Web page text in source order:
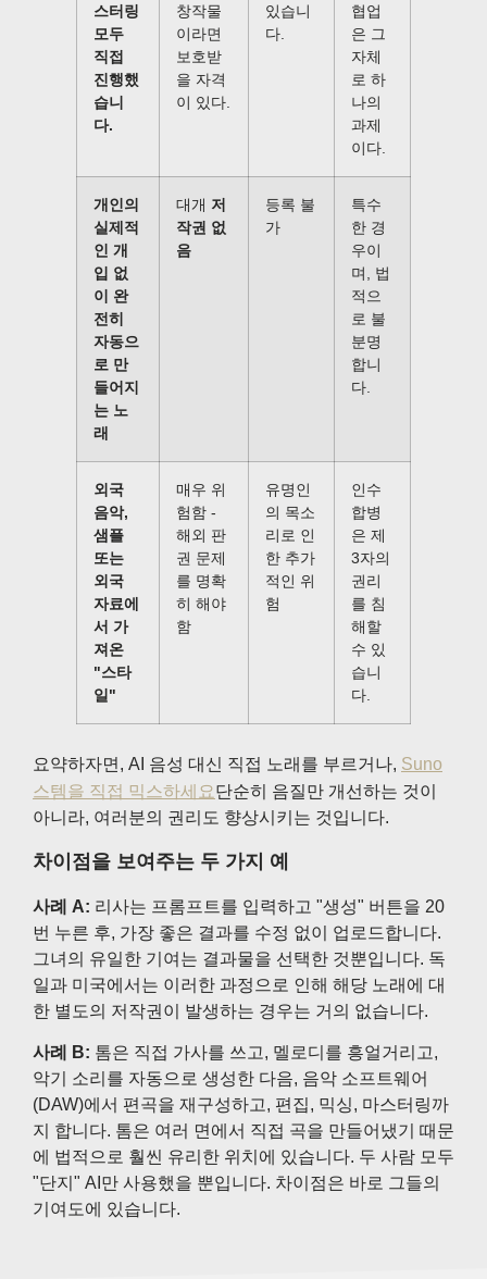
스터링
모두
직접
진행했
습니
다.
창작물
이라면
보호받
을 자격
이 있다.
있습니
다.
협업
은 그
자체
로 하
나의
과제
이다.
개인의
실제적
인 개
입 없
이 완
전히
자동으
로 만
들어지
는 노
래
대개 저
작권 없
음
등록 불
가
특수
한 경
우이
며, 법
적으
로 불
분명
합니
다.
외국
음악,
샘플
또는
외국
자료에
서 가
져온
"스타
일"
매우 위
험함 -
해외 판
권 문제
를 명확
히 해야
함
유명인
의 목소
리로 인
한 추가
적인 위
험
인수
합병
은 제
3자의
권리
를 침
해할
수 있
습니
다.
요약하자면, AI 음성 대신 직접 노래를 부르거나, Suno
스템을 직접 믹스하세요단순히 음질만 개선하는 것이
아니라, 여러분의 권리도 향상시키는 것입니다.
차이점을 보여주는 두 가지 예
사례 A: 리사는 프롬프트를 입력하고 "생성" 버튼을 20
번 누른 후, 가장 좋은 결과를 수정 없이 업로드합니다.
그녀의 유일한 기여는 결과물을 선택한 것뿐입니다. 독
일과 미국에서는 이러한 과정으로 인해 해당 노래에 대
한 별도의 저작권이 발생하는 경우는 거의 없습니다.
사례 B: 톰은 직접 가사를 쓰고, 멜로디를 흥얼거리고,
악기 소리를 자동으로 생성한 다음, 음악 소프트웨어
(DAW)에서 편곡을 재구성하고, 편집, 믹싱, 마스터링까
지 합니다. 톰은 여러 면에서 직접 곡을 만들어냈기 때문
에 법적으로 훨씬 유리한 위치에 있습니다. 두 사람 모두
"단지" AI만 사용했을 뿐입니다. 차이점은 바로 그들의
기여도에 있습니다.